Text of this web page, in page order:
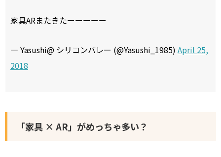
家具ARまたきたーーーーー
— Yasushi@ シリコンバレー (@Yasushi_1985) April 25,
2018
「家具 × AR」がめっちゃ多い？